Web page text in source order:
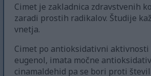
Cimet je zakladnica zdravstvenih
zaradi prostih radikalov. Študije
vnetja.
Cimet po antioksidativni aktivnosti
eugenol, imata močne
cinamaldehid pa se bori proti